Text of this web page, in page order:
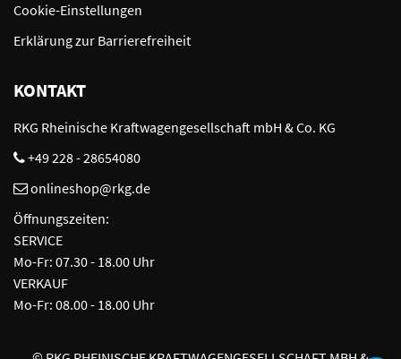
Cookie-Einstellungen
Erklärung zur Barrierefreiheit
KONTAKT
RKG Rheinische Kraftwagengesellschaft mbH & Co. KG
+49 228 - 28654080
onlineshop@rkg.de
Öffnungszeiten:
SERVICE
Mo-Fr: 07.30 - 18.00 Uhr
VERKAUF
Mo-Fr: 08.00 - 18.00 Uhr